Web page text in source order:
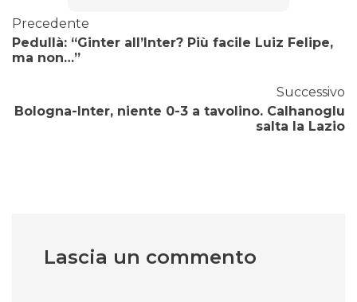
Precedente
Pedullà: “Ginter all’Inter? Più facile Luiz Felipe,
ma non…”
Successivo
Bologna-Inter, niente 0-3 a tavolino. Calhanoglu
salta la Lazio
Lascia un commento